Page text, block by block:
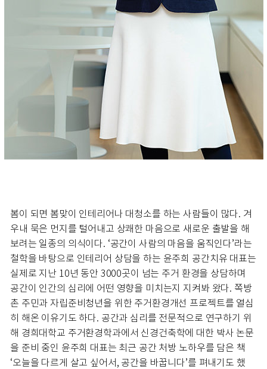
봄이 되면 봄맞이 인테리어나 대청소를 하는 사람들이 많다. 겨
우내 묵은 먼지를 털어내고 상쾌한 마음으로 새로운 출발을 해
보려는 일종의 의식이다. ‘공간이 사람의 마음을 움직인다’라는
철학을 바탕으로 인테리어 상담을 하는 윤주희 공간치유 대표는
실제로 지난 10년 동안 3000곳이 넘는 주거 환경을 상담하며
공간이 인간의 심리에 어떤 영향을 미치는지 지켜봐 왔다. 쪽방
촌 주민과 자립준비청년을 위한 주거환경개선 프로젝트를 열심
히 해온 이유기도 하다. 공간과 심리를 전문적으로 연구하기 위
해 경희대학교 주거환경학과에서 신경건축학에 대한 박사 논문
을 준비 중인 윤주희 대표는 최근 공간 처방 노하우를 담은 책
‘오늘을 다르게 살고 싶어서, 공간을 바꿉니다’를 펴내기도 했